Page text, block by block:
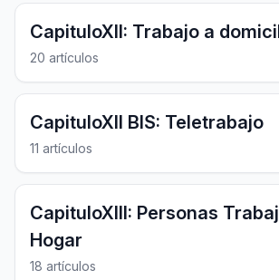
CapituloXII: Trabajo a
20 artículos
CapituloXII BIS: Teletrabajo
11 artículos
CapituloXIII: Personas
Hogar
18 artículos